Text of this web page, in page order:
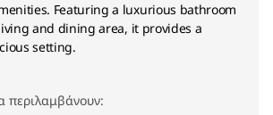
Featuring a luxurious bathroom
and dining area, it provides a
setting.
περιλαμβάνουν: